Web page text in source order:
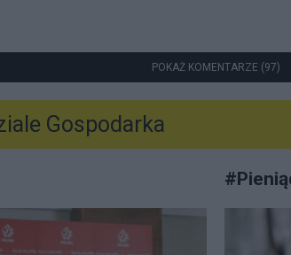
POKAŻ KOMENTARZE (97)
Gospodarka
#